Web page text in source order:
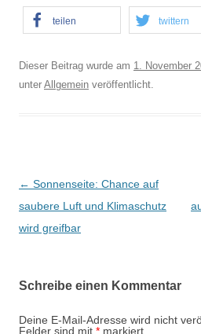
teilen twittern
Dieser Beitrag wurde am 1. November
unter Allgemein veröffentlicht.
B
e
i
a
g
← Sonnenseite: Chance auf
saubere Luft und Klimaschutz
wird greifbar
Schreibe einen Kommentar
Deine E-Mail-Adresse wird nicht
Felder sind mit * markiert